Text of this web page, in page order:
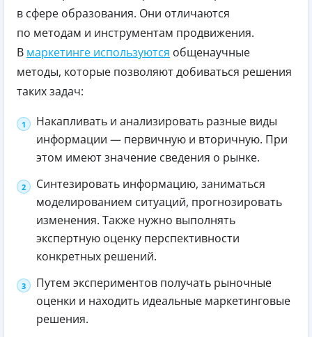
в сфере образования. Они отличаются
по методам и инструментам продвижения.
В маркетинге используются общенаучные
методы, которые позволяют добиваться решения
таких задач:
Накапливать и анализировать разные виды
информации — первичную и вторичную. При
этом имеют значение сведения о рынке.
Синтезировать информацию, заниматься
моделированием ситуаций, прогнозировать
изменения. Также нужно выполнять
экспертную оценку перспективности
конкретных решений.
Путем экспериментов получать рыночные
оценки и находить идеальные маркетинговые
решения.